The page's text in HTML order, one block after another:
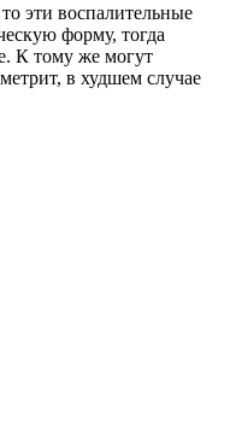
эти воспалительные
форму, тогда
К тому же могут
в худшем случае